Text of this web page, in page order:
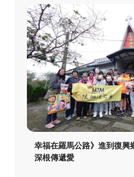
幸福在羅馬公路》進到復興
深根傳遞愛